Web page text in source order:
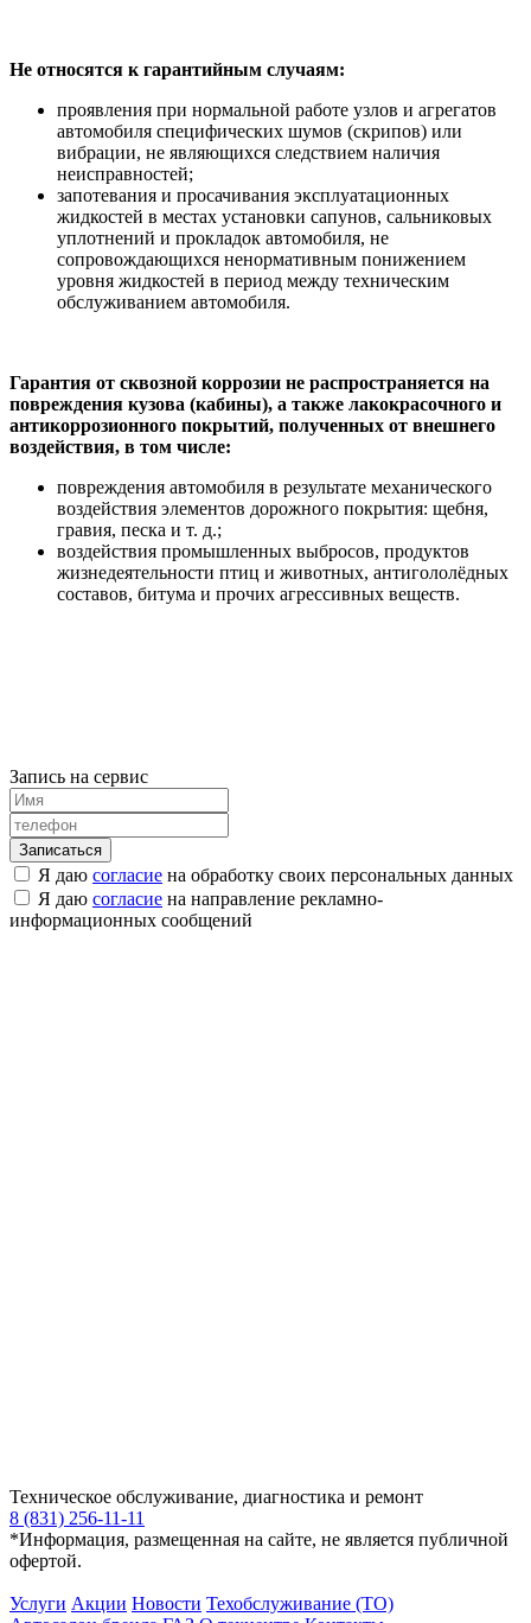
Не относятся к гарантийным случаям:
проявления при нормальной работе узлов и агрегатов
автомобиля специфических шумов (скрипов) или
вибрации, не являющихся следствием наличия
неисправностей;
запотевания и просачивания эксплуатационных
жидкостей в местах установки сапунов, сальниковых
уплотнений и прокладок автомобиля, не
сопровождающихся ненормативным понижением
уровня жидкостей в период между техническим
обслуживанием автомобиля.
Гарантия от сквозной коррозии не распространяется на
повреждения кузова (кабины), а также лакокрасочного и
антикоррозионного покрытий, полученных от внешнего
воздействия, в том числе:
повреждения автомобиля в результате механического
воздействия элементов дорожного покрытия: щебня,
гравия, песка и т. д.;
воздействия промышленных выбросов, продуктов
жизнедеятельности птиц и животных, антигололёдных
составов, битума и прочих агрессивных веществ.
Запись на сервис
Я даю согласие на обработку своих персональных данных
Я даю согласие на направление рекламно-
информационных сообщений
Техническое обслуживание, диагностика и ремонт
8 (831) 256-11-11
*Информация, размещенная на сайте, не является публичной
офертой.
Услуги Акции Новости Техобслуживание (ТО)